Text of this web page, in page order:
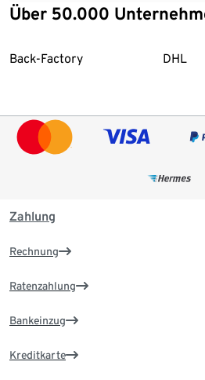
Über 50.000
Back-Factory DHL
Ende der Auflistung
Zahlung
Rechnung
Ratenzahlung
Bankeinzug
Kreditkarte